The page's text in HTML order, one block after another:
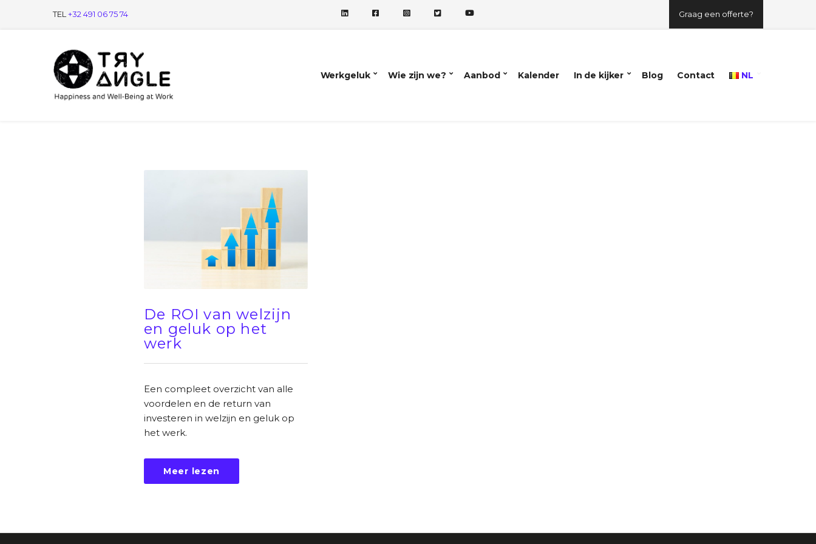
TEL +32 491 06 75 74 Graag een offerte?
Werkgeluk Wie zijn we? Aanbod Kalender In de kijker Blog Contact NL
De ROI van welzijn
en geluk op het
werk
Een compleet overzicht van alle
voordelen en de return van
investeren in welzijn en geluk op
het werk.
Meer lezen